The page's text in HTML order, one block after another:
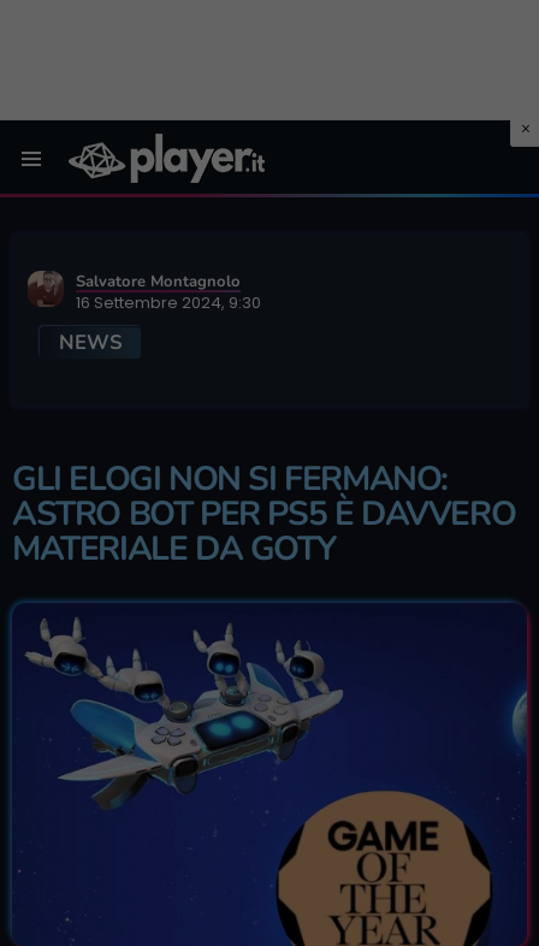
Salvatore Montagnolo
16 Settembre 2024, 9:30
NEWS
GLI ELOGI NON SI FERMANO:
ASTRO BOT PER PS5 È DAVVERO
MATERIALE DA GOTY